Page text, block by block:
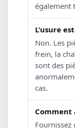
également
L’usure
Non. Les
frein, la
sont des
cas.
Fournissez